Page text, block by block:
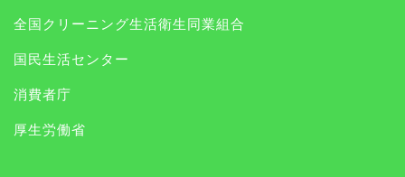
全国クリーニング生活衛生同業組合
国民生活センター
消費者庁
厚生労働省